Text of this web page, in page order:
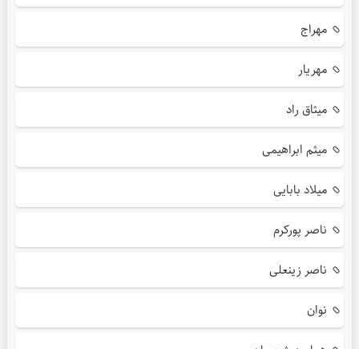
مهراج
مهریار
میثاق راد
میثم ابراهیمی
میلاد بابایی
ناصر پورکرم
ناصر زینعلی
نوان